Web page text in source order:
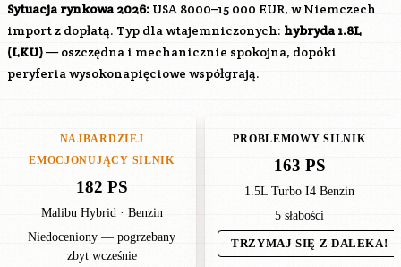
Sytuacja rynkowa 2026: USA 8000–15 000 EUR, w Niemczech
import z dopłatą. Typ dla wtajemniczonych: hybryda 1.8L
(LKU)— oszczędna i mechanicznie spokojna, dopóki
peryferia wysokonapięciowe współgrają.
NAJBARDZIEJ
EMOCJONUJĄCY SILNIK
182 PS
Malibu Hybrid · Benzin
Niedoceniony — pogrzebany
zbyt wcześnie
PROBLEMOWY SILNIK
163 PS
1.5L Turbo I4 Benzin
5 słabości
TRZYMAJ SIĘ Z DALEKA!